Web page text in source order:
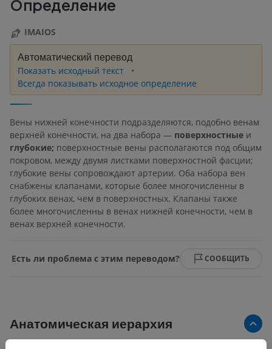
Определение
IMAIOS
Автоматический перевод
Показать исходный текст
Всегда показывать исходное определение
Вены нижней конечности подразделяются, подобно венам
верхней конечности, на два набора — поверхностные и
глубокие; поверхностные вены располагаются под общим
покровом, между двумя листками поверхностной фасции;
глубокие вены сопровождают артерии. Оба набора вен
снабжены клапанами, которые более многочисленны в
глубоких венах, чем в поверхностных. Клапаны также
более многочисленны в венах нижней конечности, чем в
венах верхней конечности.
Есть ли проблема с этим переводом? СООБЩИТЬ
Анатомическая иерархия